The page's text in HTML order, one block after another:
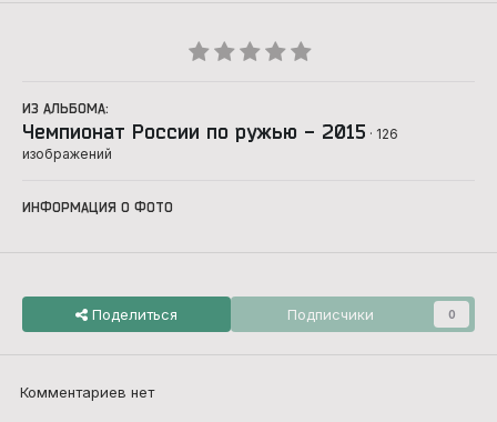
ИЗ АЛЬБОМА:
Чемпионат России по ружью - 2015 · 126
изображений
ИНФОРМАЦИЯ О ФОТО
Поделиться Подписчики 0
Комментариев нет